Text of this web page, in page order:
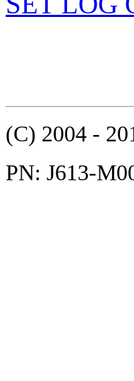
(C) 2004 -
PN: J613-